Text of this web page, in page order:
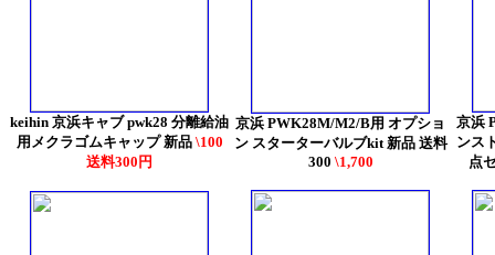
keihin 京浜キャブ pwk28 分離給油
用メクラゴムキャップ 新品 \100
送料300円
京浜 PWK28M/M2/B用 オプショ
ン スターターバルブkit 新品 送料
300 \1,700
京浜
ンス
点